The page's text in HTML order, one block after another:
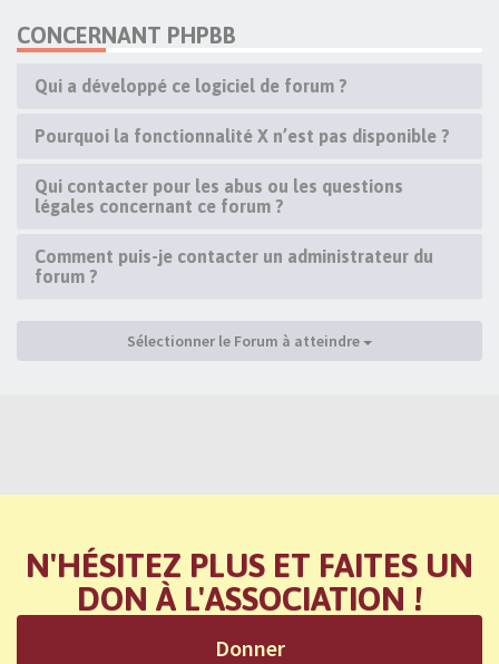
CONCERNANT PHPBB
Qui a développé ce logiciel de forum ?
Pourquoi la fonctionnalité X n’est pas disponible ?
Qui contacter pour les abus ou les questions
légales concernant ce forum ?
Comment puis-je contacter un administrateur du
forum ?
Sélectionner le Forum à atteindre
N'HÉSITEZ PLUS ET FAITES UN
DON À L'ASSOCIATION !
Donner